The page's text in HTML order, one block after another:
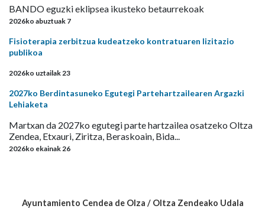
BANDO eguzki eklipsea ikusteko betaurrekoak
2026ko abuztuak 7
Fisioterapia zerbitzua kudeatzeko kontratuaren lizitazio
publikoa
2026ko uztailak 23
2027ko Berdintasuneko Egutegi Partehartzailearen Argazki
Lehiaketa
Martxan da 2027ko egutegi parte hartzailea osatzeko Oltza
Zendea, Etxauri, Ziritza, Beraskoain, Bida...
2026ko ekainak 26
Ayuntamiento Cendea de Olza / Oltza Zendeako Udala